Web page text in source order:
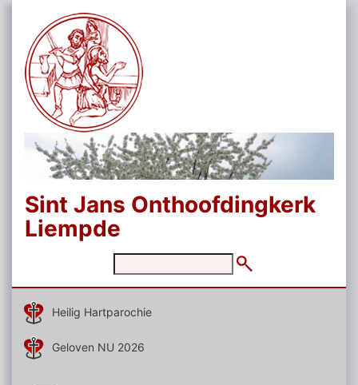
Sint Jans Onthoofdingkerk
Liempde
Heilig Hartparochie
Geloven NU 2026